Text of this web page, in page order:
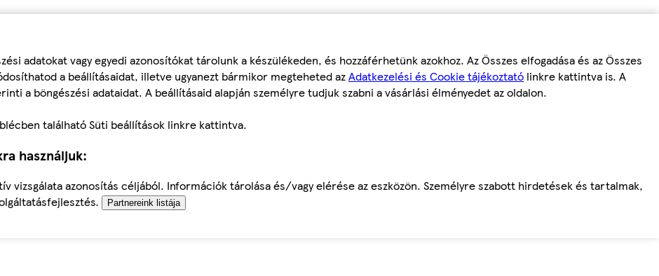
adatokat vagy egyedi azonosítókat tárolunk a készülékeden, és hozzáférhetünk azokhoz. Az Összes elfogadása és az Összes
a beállításaidat, illetve ugyanezt bármikor megteheted azAdatkezelési és Cookie tájékoztató linkre kattintva is. A
a böngészési adataidat. A beállításaid alapján személyre tudjuk szabni a vásárlási élményedet az oldalon.
található Süti beállítások linkre kattintva.
használjuk:
vizsgálata azonosítás céljából. Információk tárolása és/vagy elérése az eszközön. Személyre szabott hirdetések és tartalmak,
Partnereink listája